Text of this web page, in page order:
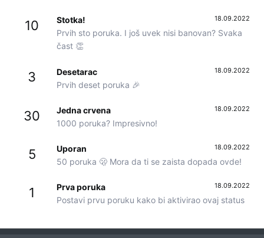
10 18.09.2022
Stotka!
Prvih sto poruka. I još uvek nisi banovan? Svaka
čast 👏
3 18.09.2022
Desetarac
Prvih deset poruka 🎉
30 18.09.2022
Jedna crvena
1000 poruka? Impresivno!
5 18.09.2022
Uporan
50 poruka 🫢 Mora da ti se zaista dopada ovde!
1 18.09.2022
Prva poruka
Postavi prvu poruku kako bi aktivirao ovaj status